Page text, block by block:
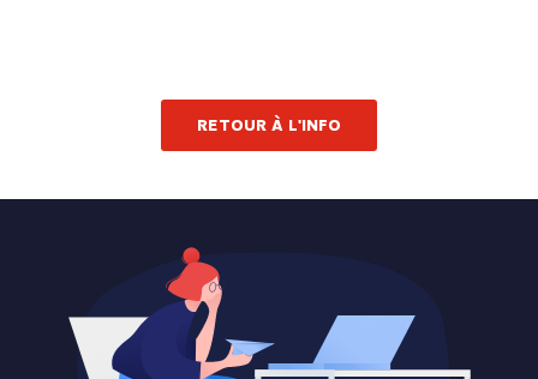
RETOUR À L'INFO